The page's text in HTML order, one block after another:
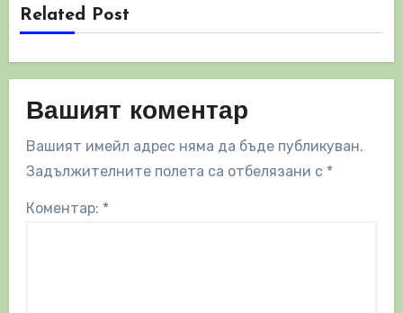
Related Post
Вашият коментар
Вашият имейл адрес няма да бъде публикуван.
Задължителните полета са отбелязани с *
Коментар: *